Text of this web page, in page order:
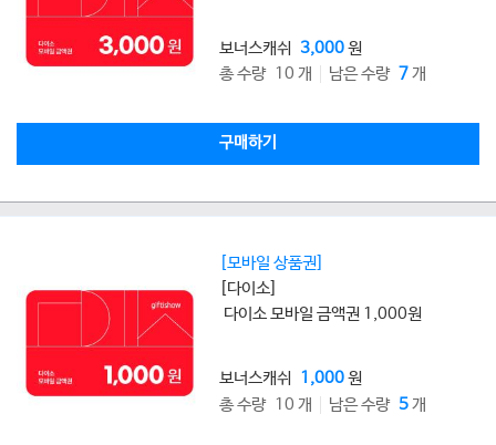
보너스캐쉬 3,000원
총 수량 10 개
남은 수량 7개
구매하기
[모바일 상품권]
[다이소]
다이소 모바일 금액권 1,000원
보너스캐쉬 1,000원
총 수량 10 개
남은 수량 5개